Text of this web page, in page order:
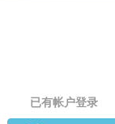
已有帐户登录